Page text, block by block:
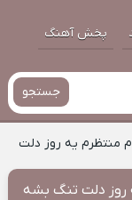
پخش آهنگ
جستجو
منتظرم یه روز دلت
روز دلت تنگ بشه